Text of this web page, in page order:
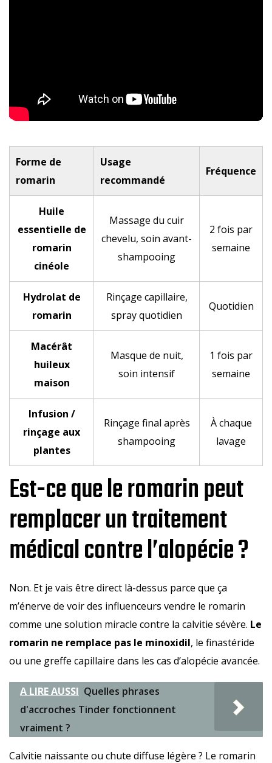
Forme de
romarin
Usage
recommandé
Fréquence
Huile
essentielle de
romarin
cinéole
Massage du cuir
chevelu, soin avant-
shampooing
2 fois par
semaine
Hydrolat de
romarin
Rinçage capillaire,
spray quotidien
Quotidien
Macérât
huileux
maison
Masque de nuit,
soin intensif
1 fois par
semaine
Infusion /
rinçage aux
plantes
Rinçage final après
shampooing
À chaque
lavage
Est-ce que le romarin peut
remplacer un traitement
médical contre l’alopécie ?
Non. Et je vais être direct là-dessus parce que ça
m’énerve de voir des influenceurs vendre le romarin
comme une solution miracle contre la calvitie sévère. Le
romarin ne remplace pas le minoxidil, le finastéride
ou une greffe capillaire dans les cas d’alopécie avancée.
A LIRE AUSSI Quelles phrases
d'accroches Tinder fonctionnent
vraiment ?
Calvitie naissante ou chute diffuse légère ? Le romarin